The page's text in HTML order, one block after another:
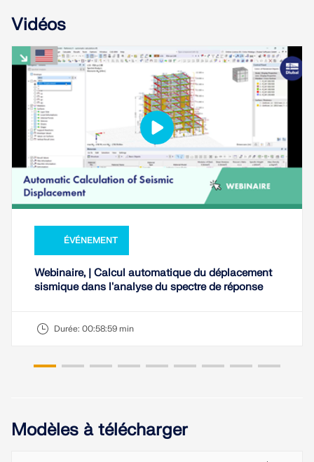
Vidéos
ÉVÉNEMENT
Webinaire, | Calcul automatique du déplacement
sismique dans l'analyse du spectre de réponse
Durée: 00:58:59 min
Modèles à télécharger